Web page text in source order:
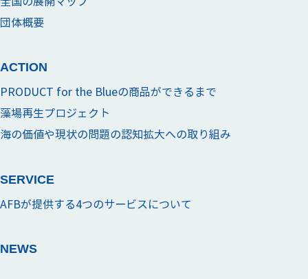
団体概要
ACTION
PRODUCT for the Blueの商品ができるまで
藻場再生プロジェクト
海の価値や現状の問題の認知拡大への取り組み
SERVICE
AFBが提供する4つのサービスについて
NEWS